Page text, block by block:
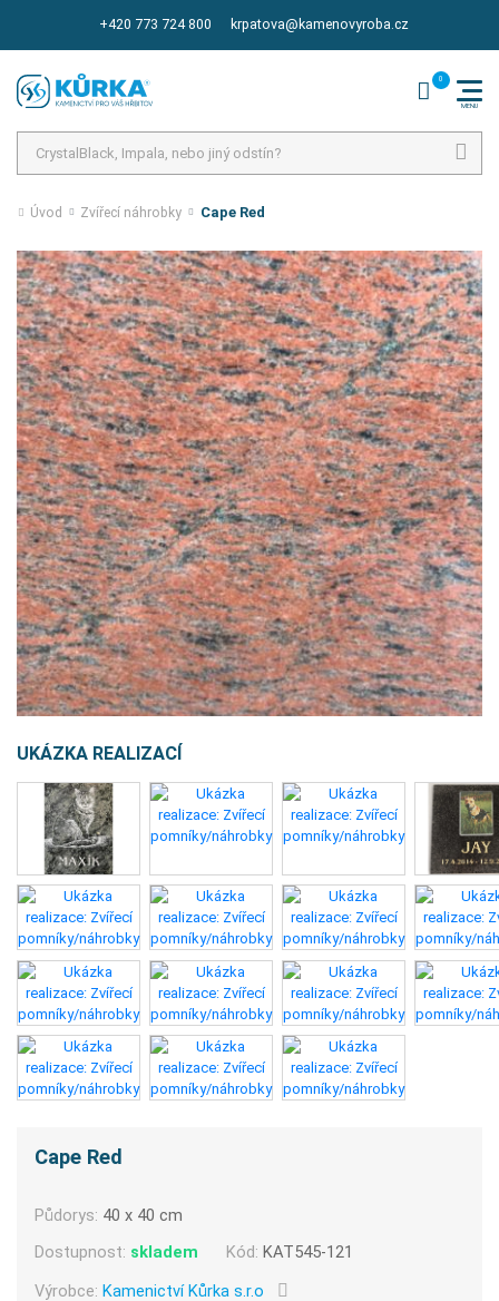
+420 773 724 800 krpatova@kamenovyroba.cz
Úvod Zvířecí náhrobky Cape Red
UKÁZKA REALIZACÍ
Cape Red
Půdorys: 40 x 40 cm
Dostupnost: skladem Kód: KAT545-121
Výrobce:Kamenictví Kůrka s.r.o